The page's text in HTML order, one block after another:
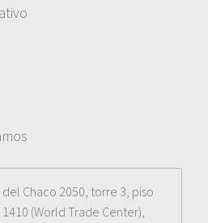
Chaco 2050, torre 3, piso
1410 (World Trade Center),